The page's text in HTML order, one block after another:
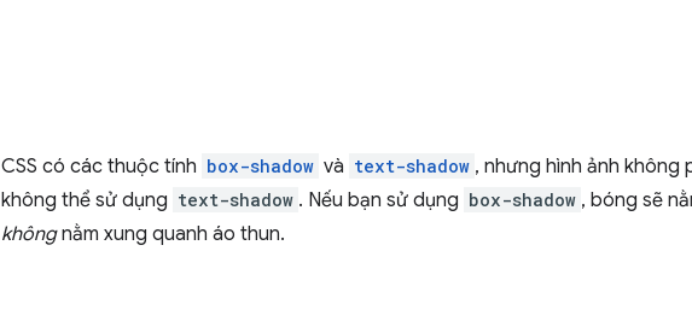
CSS có các thuộc tính box-shadow và text-shadow , nhưng hình ảnh không
không thể sử dụng text-shadow . Nếu bạn sử dụng box-shadow , bóng sẽ
khôngnằm xung quanh áo thun.